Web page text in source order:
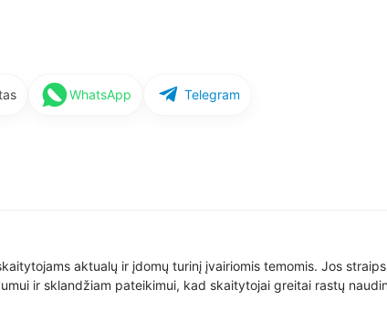
WhatsApp Telegram
aktualų ir įdomų turinį įvairiomis temomis. Jos
ir sklandžiam pateikimui, kad skaitytojai greitai rastų